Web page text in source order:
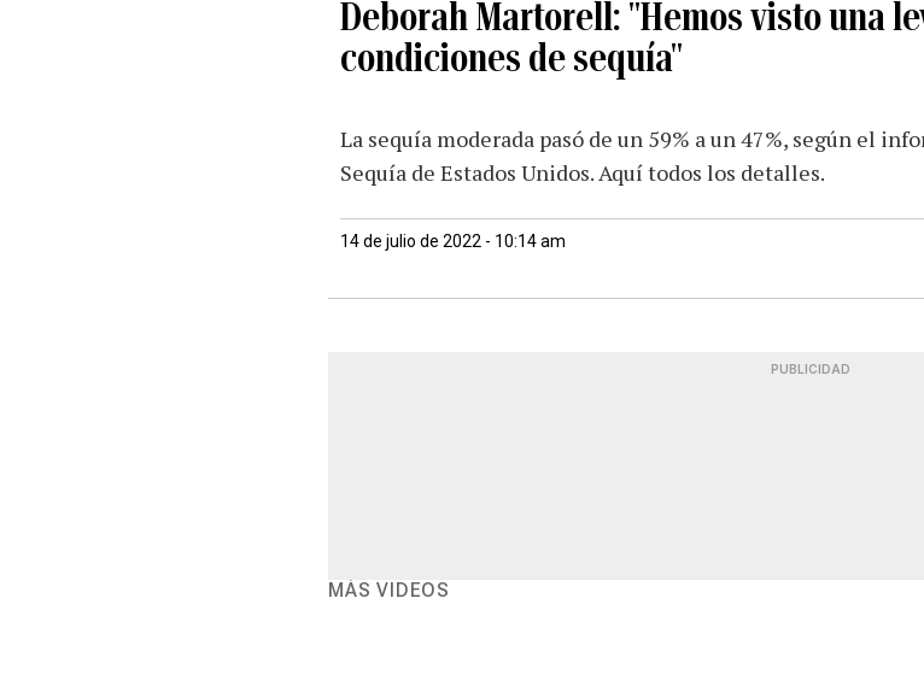
Deborah Martorell: "Hemos visto una
condiciones de sequía"
La sequía moderada pasó de un 59% a un 47%, según el
Sequía de Estados Unidos. Aquí todos los detalles.
14 de julio de 2022 - 10:14 am
PUBLICIDAD
MÁS VIDEOS